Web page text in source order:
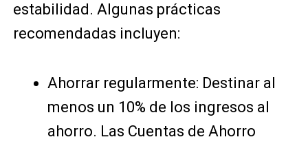
estabilidad. Algunas prácticas
recomendadas incluyen:
Ahorrar regularmente: Destinar al
menos un 10% de los ingresos al
ahorro. Las Cuentas de Ahorro